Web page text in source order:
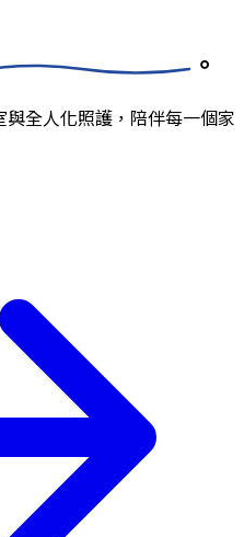
。
全人化照護，陪伴每一個家